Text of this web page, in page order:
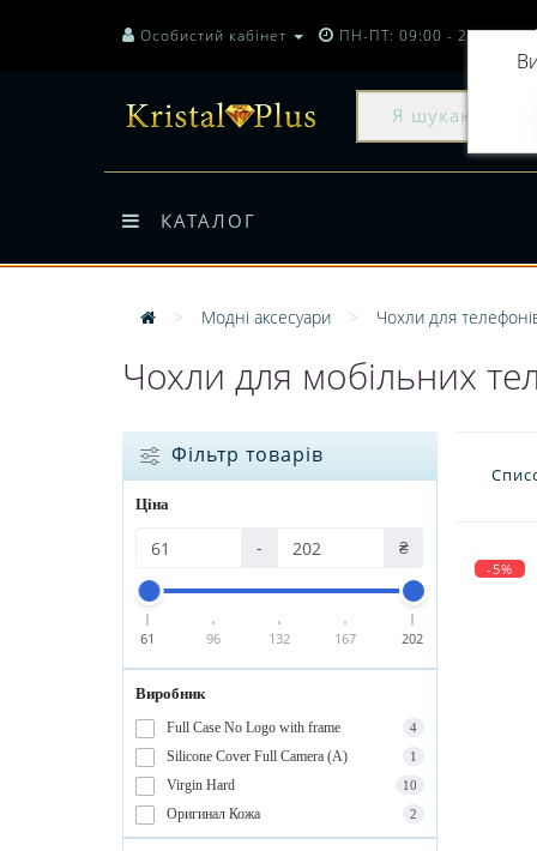
Особистий кабінет ПН-ПТ: 09:00 - 20:00
КАТАЛОГ
Модні аксесуари Чохли для
Чохли для мобільних
Фільтр товарів
Ціна
- ₴
61 96 132 167 202
Виробник
Full Case No Logo with frame 4
Silicone Cover Full Camera (A) 1
Virgin Hard 10
Оригинал Кожа 2
-5%